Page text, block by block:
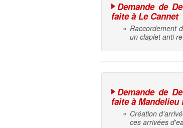
Demande de
faite à Le Cannet
« Raccordement
un claplet anti
Demande de
faite à Mandelieu
« Création
ces arrivées